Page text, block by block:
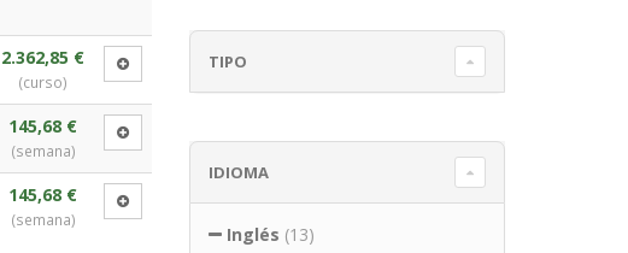
2.362,85 €
(curso)
145,68 €
(semana)
145,68 €
(semana)
TIPO
IDIOMA
Inglés (13)